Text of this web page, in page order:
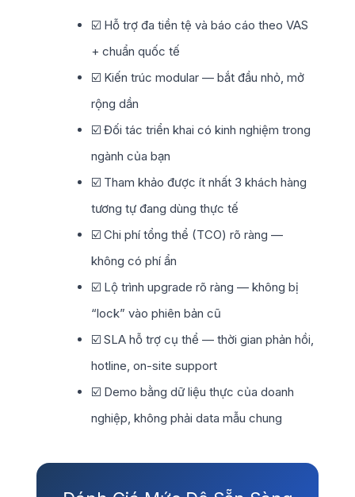
☑️ Hỗ trợ đa tiền tệ và báo cáo theo VAS
+ chuẩn quốc tế
☑️ Kiến trúc modular — bắt đầu nhỏ, mở
rộng dần
☑️ Đối tác triển khai có kinh nghiệm trong
ngành của bạn
☑️ Tham khảo được ít nhất 3 khách hàng
tương tự đang dùng thực tế
☑️ Chi phí tổng thể (TCO) rõ ràng —
không có phí ẩn
☑️ Lộ trình upgrade rõ ràng — không bị
“lock” vào phiên bản cũ
☑️ SLA hỗ trợ cụ thể — thời gian phản hồi,
hotline, on-site support
☑️ Demo bằng dữ liệu thực của doanh
nghiệp, không phải data mẫu chung